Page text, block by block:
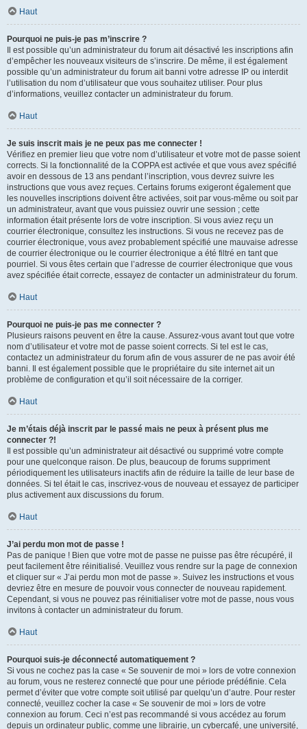
Haut
Pourquoi ne puis-je pas m’inscrire ?
Il est possible qu’un administrateur du forum ait désactivé les inscriptions afin
d’empêcher les nouveaux visiteurs de s’inscrire. De même, il est également
possible qu’un administrateur du forum ait banni votre adresse IP ou interdit
l’utilisation du nom d’utilisateur que vous souhaitez utiliser. Pour plus
d’informations, veuillez contacter un administrateur du forum.
Haut
Je suis inscrit mais je ne peux pas me connecter !
Vérifiez en premier lieu que votre nom d’utilisateur et votre mot de passe soient
corrects. Si la fonctionnalité de la COPPA est activée et que vous avez spécifié
avoir en dessous de 13 ans pendant l’inscription, vous devrez suivre les
instructions que vous avez reçues. Certains forums exigeront également que
les nouvelles inscriptions doivent être activées, soit par vous-même ou soit par
un administrateur, avant que vous puissiez ouvrir une session ; cette
information était présente lors de votre inscription. Si vous aviez reçu un
courrier électronique, consultez les instructions. Si vous ne recevez pas de
courrier électronique, vous avez probablement spécifié une mauvaise adresse
de courrier électronique ou le courrier électronique a été filtré en tant que
pourriel. Si vous êtes certain que l’adresse de courrier électronique que vous
avez spécifiée était correcte, essayez de contacter un administrateur du forum.
Haut
Pourquoi ne puis-je pas me connecter ?
Plusieurs raisons peuvent en être la cause. Assurez-vous avant tout que votre
nom d’utilisateur et votre mot de passe soient corrects. Si tel est le cas,
contactez un administrateur du forum afin de vous assurer de ne pas avoir été
banni. Il est également possible que le propriétaire du site internet ait un
problème de configuration et qu’il soit nécessaire de la corriger.
Haut
Je m’étais déjà inscrit par le passé mais ne peux à présent plus me
connecter ?!
Il est possible qu’un administrateur ait désactivé ou supprimé votre compte
pour une quelconque raison. De plus, beaucoup de forums suppriment
périodiquement les utilisateurs inactifs afin de réduire la taille de leur base de
données. Si tel était le cas, inscrivez-vous de nouveau et essayez de participer
plus activement aux discussions du forum.
Haut
J’ai perdu mon mot de passe !
Pas de panique ! Bien que votre mot de passe ne puisse pas être récupéré, il
peut facilement être réinitialisé. Veuillez vous rendre sur la page de connexion
et cliquer sur « J’ai perdu mon mot de passe ». Suivez les instructions et vous
devriez être en mesure de pouvoir vous connecter de nouveau rapidement.
Cependant, si vous ne pouvez pas réinitialiser votre mot de passe, nous vous
invitons à contacter un administrateur du forum.
Haut
Pourquoi suis-je déconnecté automatiquement ?
Si vous ne cochez pas la case « Se souvenir de moi » lors de votre connexion
au forum, vous ne resterez connecté que pour une période prédéfinie. Cela
permet d’éviter que votre compte soit utilisé par quelqu’un d’autre. Pour rester
connecté, veuillez cocher la case « Se souvenir de moi » lors de votre
connexion au forum. Ceci n’est pas recommandé si vous accédez au forum
depuis un ordinateur public, comme une librairie, un cybercafé, une université,